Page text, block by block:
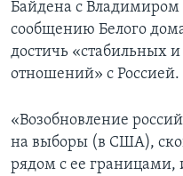
Байдена с
сообщению Белого
достичь «стабильных
отношений» с Россией.
«Возобновление
на выборы (в США),
рядом с ее границами,